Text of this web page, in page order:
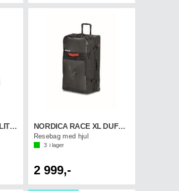
NORDICA BOOT BAG LITE Svart/Röd NORDICA RACE XL DUFFLE ROLLER DOBERMANN
Resebag med hjul
3 i lager
2 999,-